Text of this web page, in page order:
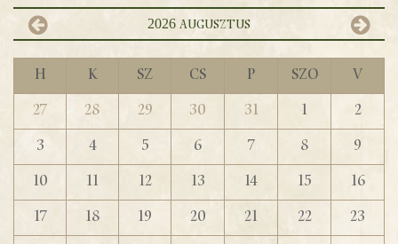
2026 augusztus
H K Sz Cs P Szo
V
27
28 29 30 31 1
2
3
4 5 6 7 8
9
10
11 12 13 14 15
16
17
18 19 20 21 22 23